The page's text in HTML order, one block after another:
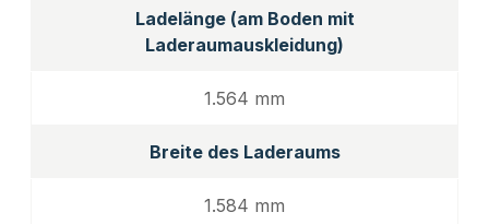
Ladelänge (am Boden mit
Laderaumauskleidung)
1.564 mm
Breite des Laderaums
1.584 mm